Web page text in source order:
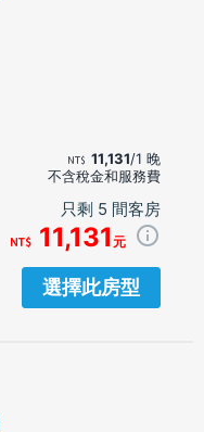
11,131/1 晚
不含稅金和服務費
只剩 5 間客房
11,131 元
選擇此房型